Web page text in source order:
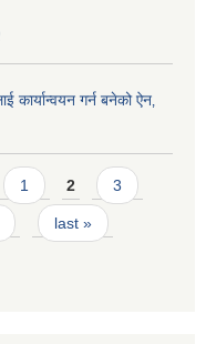
कार्यान्वयन गर्न बनेको ऐन‚
1 2 3
last »